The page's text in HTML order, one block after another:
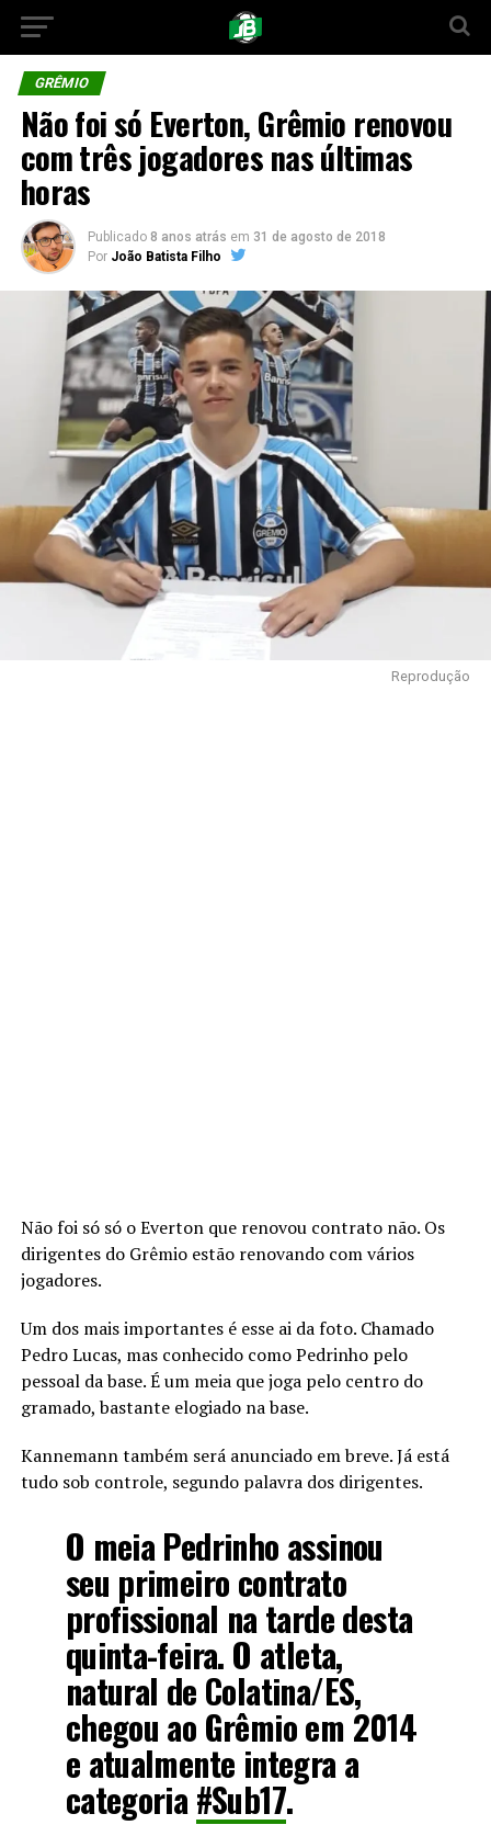
GRÊMIO
Não foi só Everton, Grêmio renovou
com três jogadores nas últimas
horas
Publicado 8 anos atrás em 31 de agosto de 2018
Por João Batista Filho
Reprodução
Não foi só só o Everton que renovou contrato não. Os
dirigentes do Grêmio estão renovando com vários
jogadores.
Um dos mais importantes é esse ai da foto. Chamado
Pedro Lucas, mas conhecido como Pedrinho pelo
pessoal da base. É um meia que joga pelo centro do
gramado, bastante elogiado na base.
Kannemann também será anunciado em breve. Já está
tudo sob controle, segundo palavra dos dirigentes.
O meia Pedrinho assinou
seu primeiro contrato
profissional na tarde desta
quinta-feira. O atleta,
natural de Colatina/ES,
chegou ao Grêmio em 2014
e atualmente integra a
categoria #Sub17.